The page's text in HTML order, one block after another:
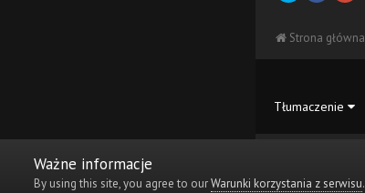
Strona główna
Tłumaczenie
Ważne informacje
By using this site, you agree to ourWarunki korzystania z serwisu.